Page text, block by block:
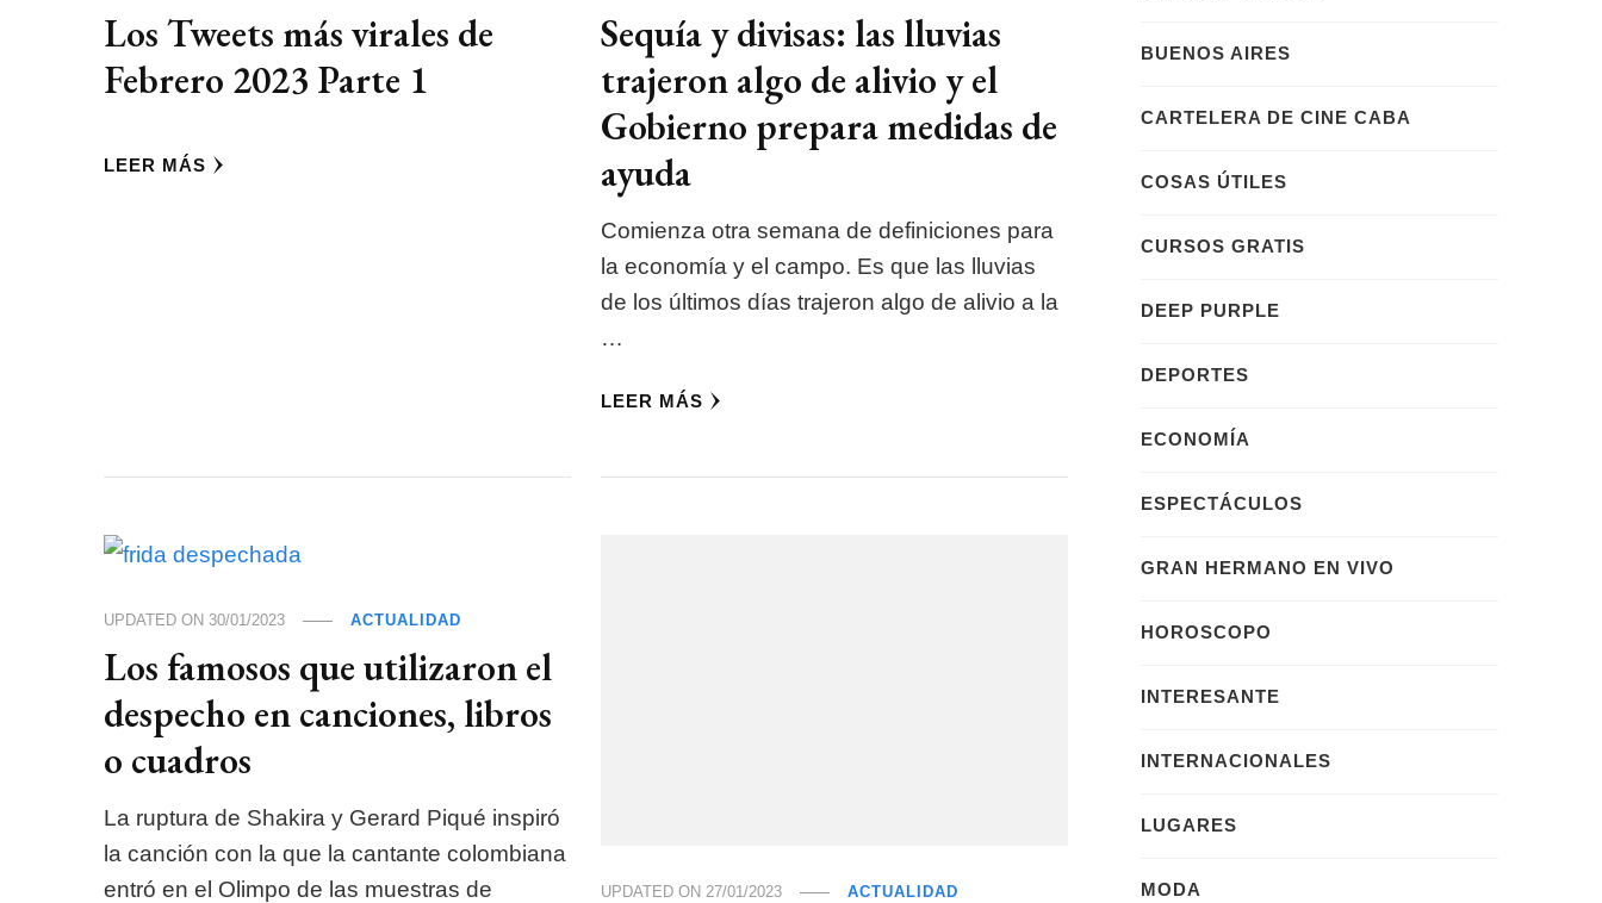
Los Tweets más virales de
Febrero 2023 Parte 1
LEER MÁS
Sequía y divisas: las lluvias
trajeron algo de alivio y el
Gobierno prepara medidas de
ayuda
Comienza otra semana de definiciones para
la economía y el campo. Es que las lluvias
de los últimos días trajeron algo de alivio a la
…
LEER MÁS
UPDATED ON 30/01/2023 ACTUALIDAD
Los famosos que utilizaron el
despecho en canciones, libros
o cuadros
La ruptura de Shakira y Gerard Piqué inspiró
la canción con la que la cantante colombiana
entró en el Olimpo de las muestras de
UPDATED ON 27/01/2023 ACTUALIDAD
BUENOS AIRES
CARTELERA DE CINE CABA
COSAS ÚTILES
CURSOS GRATIS
DEEP PURPLE
DEPORTES
ECONOMÍA
ESPECTÁCULOS
GRAN HERMANO EN VIVO
HOROSCOPO
INTERESANTE
INTERNACIONALES
LUGARES
MODA